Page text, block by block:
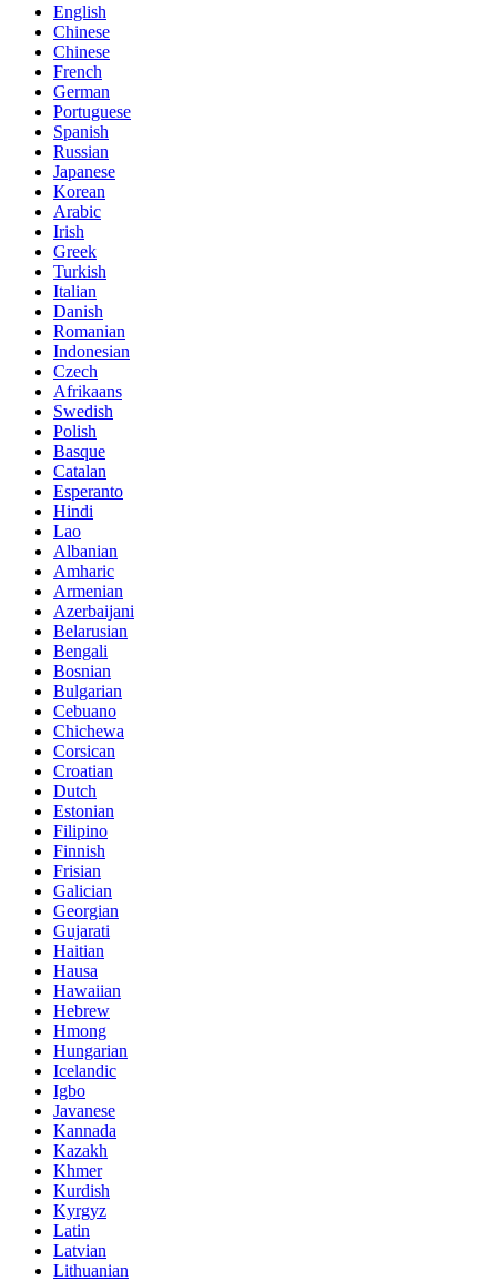
English
Chinese
Chinese
French
German
Portuguese
Spanish
Russian
Japanese
Korean
Arabic
Irish
Greek
Turkish
Italian
Danish
Romanian
Indonesian
Czech
Afrikaans
Swedish
Polish
Basque
Catalan
Esperanto
Hindi
Lao
Albanian
Amharic
Armenian
Azerbaijani
Belarusian
Bengali
Bosnian
Bulgarian
Cebuano
Chichewa
Corsican
Croatian
Dutch
Estonian
Filipino
Finnish
Frisian
Galician
Georgian
Gujarati
Haitian
Hausa
Hawaiian
Hebrew
Hmong
Hungarian
Icelandic
Igbo
Javanese
Kannada
Kazakh
Khmer
Kurdish
Kyrgyz
Latin
Latvian
Lithuanian